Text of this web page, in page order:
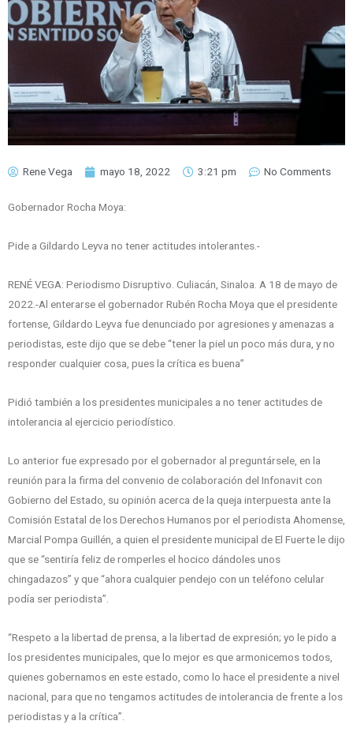
Rene Vega mayo 18, 2022 3:21 pm No Comments
Gobernador Rocha Moya:
Pide a Gildardo Leyva no tener actitudes intolerantes.-
RENÉ VEGA: Periodismo Disruptivo. Culiacán, Sinaloa. A 18 de mayo de
2022.-Al enterarse el gobernador Rubén Rocha Moya que el presidente
fortense, Gildardo Leyva fue denunciado por agresiones y amenazas a
periodistas, este dijo que se debe “tener la piel un poco más dura, y no
responder cualquier cosa, pues la crítica es buena”
Pidió también a los presidentes municipales a no tener actitudes de
intolerancia al ejercicio periodístico.
Lo anterior fue expresado por el gobernador al preguntársele, en la
reunión para la firma del convenio de colaboración del Infonavit con
Gobierno del Estado, su opinión acerca de la queja interpuesta ante la
Comisión Estatal de los Derechos Humanos por el periodista Ahomense,
Marcial Pompa Guillén, a quien el presidente municipal de El Fuerte le dijo
que se “sentiría feliz de romperles el hocico dándoles unos
chingadazos” y que “ahora cualquier pendejo con un teléfono celular
podía ser periodista”.
“Respeto a la libertad de prensa, a la libertad de expresión; yo le pido a
los presidentes municipales, que lo mejor es que armonicemos todos,
quienes gobernamos en este estado, como lo hace el presidente a nivel
nacional, para que no tengamos actitudes de intolerancia de frente a los
periodistas y a la crítica”.